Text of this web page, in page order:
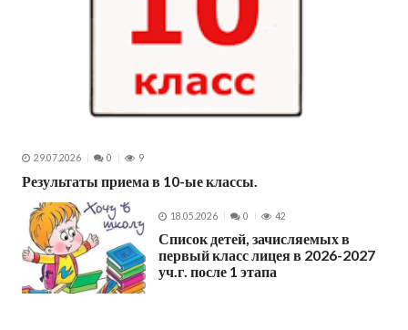
29.07.2026 0 9
Результаты приема в 10-ые классы.
18.05.2026 0 42
Список детей, зачисляемых в
первый класс лицея в 2026-2027
уч.г. после 1 этапа